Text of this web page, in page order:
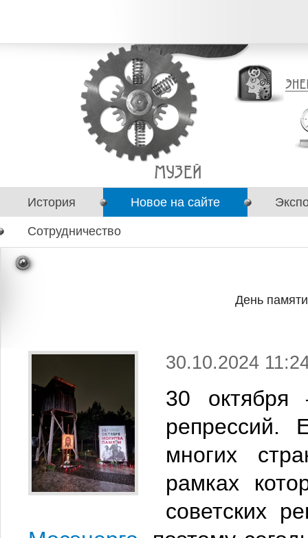
История Новое на сайте
Сотрудничество
День
30.10.2024
30 октября
репрессий.
многих
рамках
советских